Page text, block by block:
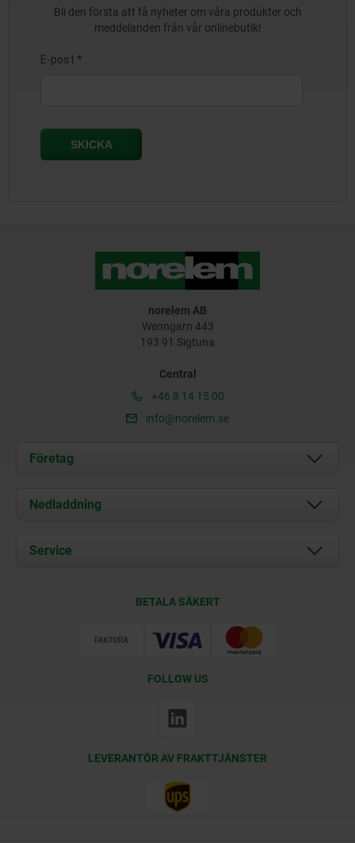
Bli den första att få nyheter om våra produkter och
meddelanden från vår onlinebutik!
norelem AB
Wenngarn 443
193 91 Sigtuna
Central
+46 8 14 15 00
info@norelem.se
Företag
Om oss
Kontakt
Nedladdning
Documents
Service
BETALA SÄKERT
FOLLOW US
LEVERANTÖR AV FRAKTTJÄNSTER